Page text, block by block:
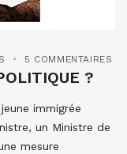
5 COMMENTAIRES
?
immigrée
un Ministre de
mesure